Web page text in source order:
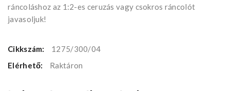
ráncoláshoz az 1:2-es ceruzás vagy csokros ráncolót
javasoljuk!
Cikkszám:
1275/300/04
Elérhető:
Raktáron